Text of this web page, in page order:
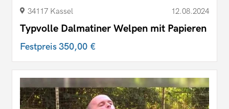
34117 Kassel 12.08.2024
Typvolle Dalmatiner Welpen mit Papieren
Festpreis350,00 €